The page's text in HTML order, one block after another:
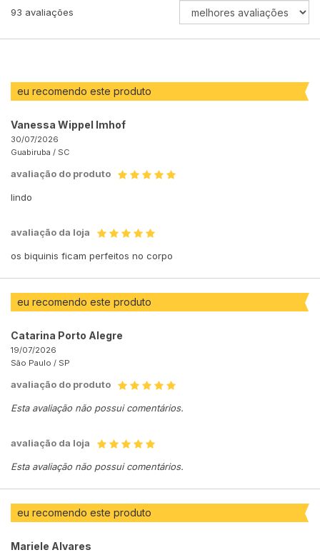
93 avaliações
ORDENAR
AVALIAÇÕES
eu recomendo este produto
Vanessa Wippel Imhof
30/07/2026
Guabiruba / SC
avaliação do produto
lindo
avaliação da loja
os biquinis ficam perfeitos no corpo
eu recomendo este produto
Catarina Porto Alegre
19/07/2026
São Paulo / SP
avaliação do produto
Esta avaliação não possui comentários.
avaliação da loja
Esta avaliação não possui comentários.
eu recomendo este produto
Mariele Alvares